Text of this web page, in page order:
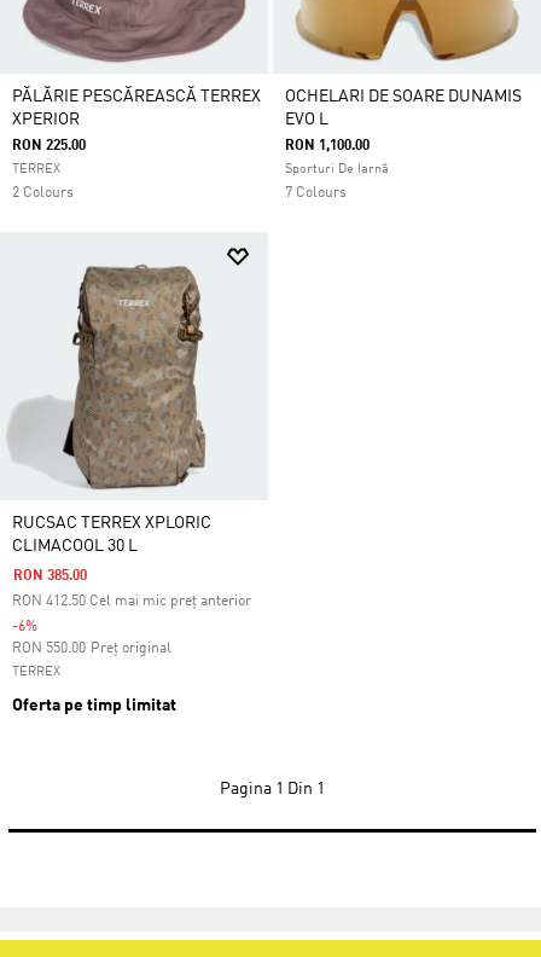
PĂLĂRIE PESCĂREASCĂ TERREX
XPERIOR
RON 225.00
TERREX
2 Colours
OCHELARI DE SOARE DUNAMIS
EVO L
RON 1,100.00
Sporturi De Iarnă
7 Colours
RUCSAC TERREX XPLORIC
CLIMACOOL 30 L
RON 385.00
RON 412.50 Cel mai mic preț anterior
-6%
Preț original
Preț redus de la
RON 550.00la
TERREX
Oferta pe timp limitat
Pagina 1 Din 1